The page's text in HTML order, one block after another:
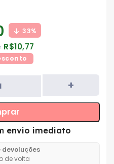
33%
R$10,77
envio imediato
devoluções
de volta